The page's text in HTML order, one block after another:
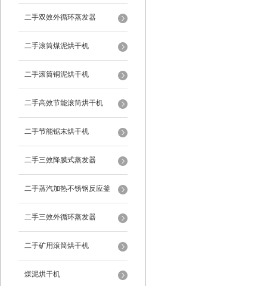
二手双效外循环蒸发器
二手滚筒煤泥烘干机
二手滚筒铜泥烘干机
二手高效节能滚筒烘干机
二手节能锯末烘干机
二手三效降膜式蒸发器
二手蒸汽加热不锈钢反应釜
二手三效外循环蒸发器
二手矿用滚筒烘干机
煤泥烘干机